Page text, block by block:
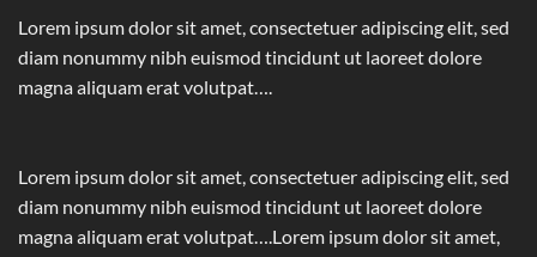
Lorem ipsum dolor sit amet, consectetuer adipiscing elit, sed
diam nonummy nibh euismod tincidunt ut laoreet dolore
magna aliquam erat volutpat….
Lorem ipsum dolor sit amet, consectetuer adipiscing elit, sed
diam nonummy nibh euismod tincidunt ut laoreet dolore
magna aliquam erat volutpat….Lorem ipsum dolor sit amet,